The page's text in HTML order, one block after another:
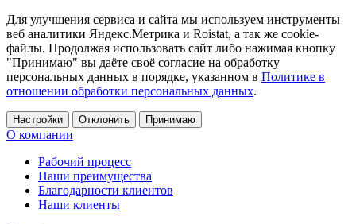
Для улучшения сервиса и сайта мы используем инструменты
веб аналитики Яндекс.Метрика и Roistat, а так же cookie-
файлы. Продолжая использовать сайт либо нажимая кнопку
"Принимаю" вы даёте своё согласие на обработку
персональных данных в порядке, указанном в Политике в
отношении обработки персональных данных.
Настройки Отклонить Принимаю
О компании
Рабочий процесс
Наши преимущества
Благодарности клиентов
Наши клиенты